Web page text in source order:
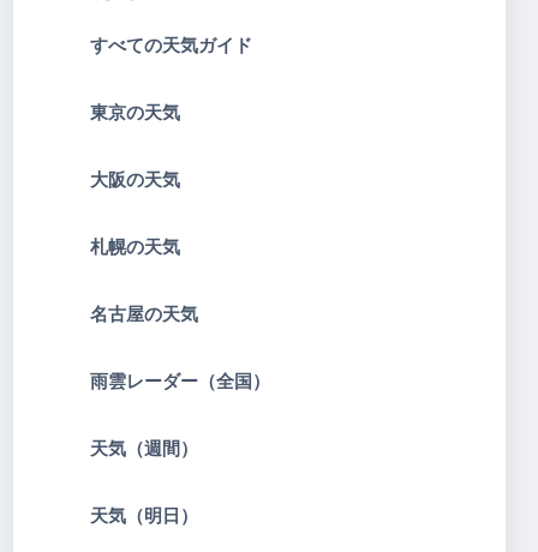
すべての天気ガイド
東京の天気
大阪の天気
札幌の天気
名古屋の天気
雨雲レーダー（全国）
天気（週間）
天気（明日）